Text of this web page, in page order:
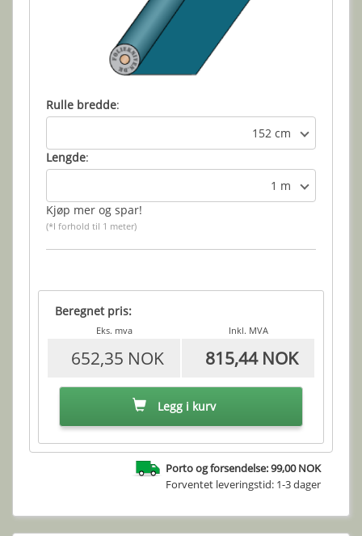
Rulle bredde:
152 cm
Lengde:
1 m
Kjøp mer og spar!
(*I forhold til 1 meter)
Beregnet pris:
Eks. mva Inkl. MVA
652,35 NOK 815,44 NOK
Legg i kurv
Porto og forsendelse: 99,00 NOK
Forventet leveringstid: 1-3 dager